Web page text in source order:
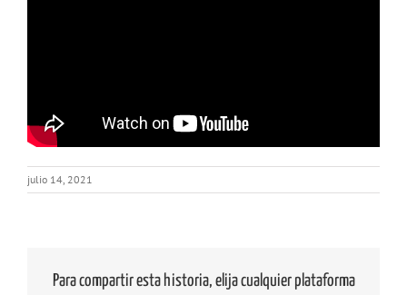
julio 14, 2021
Para compartir esta historia, elija cualquier plataforma